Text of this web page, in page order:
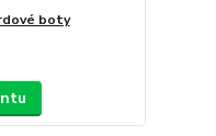
boty